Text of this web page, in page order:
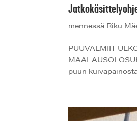
mennessä Riku
PUUVALMIIT
puun